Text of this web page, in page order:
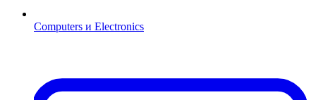
Computers и Electronics